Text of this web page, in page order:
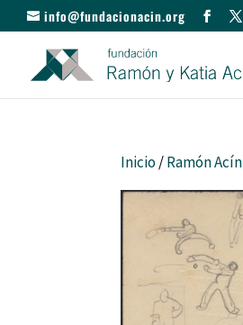
info@fundacionacin.org
Inicio/Ramón Acín